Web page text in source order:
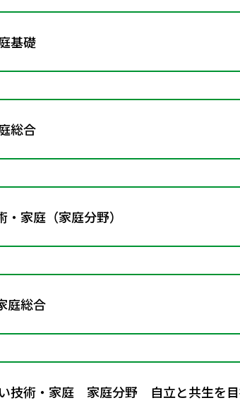
基礎
総合
・家庭（家庭分野）
庭総合
技術・家庭 家庭分野 自立と共生を目